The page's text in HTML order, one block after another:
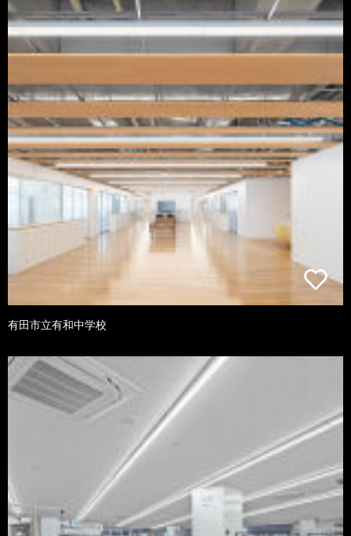
有田市立有和中学校